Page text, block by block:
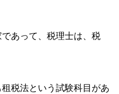
あって、税理士は、税
税法という試験科目があ